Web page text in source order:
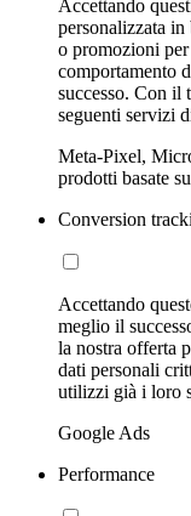
Accettando
personalizzata in
o promozioni
comportamento
successo. Con il
seguenti servizi
Meta-Pixel,
prodotti basate
Conversion
Accettando
meglio il
la nostra offerta
dati personali
utilizzi già i loro
Google Ads
Performance